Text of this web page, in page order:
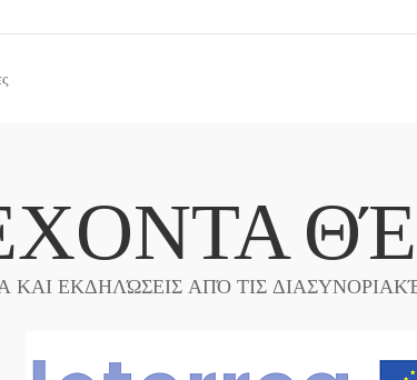
ΚΑΙ ΕΚΔΗΛΏΣΕΙΣ ΑΠΌ ΤΙΣ